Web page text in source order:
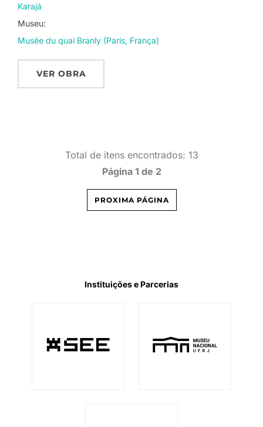
Karajá
Museu:
Musée du quai Branly (Paris, França)
VER OBRA
Total de itens encontrados: 13
Página 1 de 2
PROXIMA PÁGINA
Instituições e Parcerias